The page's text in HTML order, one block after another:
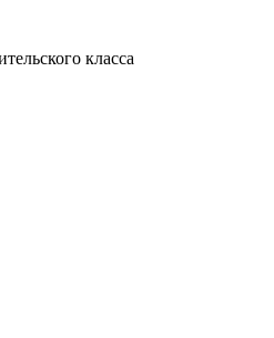
класса